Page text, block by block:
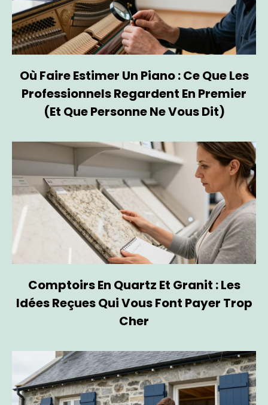
Où Faire Estimer Un Piano : Ce Que Les
Professionnels Regardent En Premier
(et Que Personne Ne Vous Dit)
Comptoirs En Quartz Et Granit : Les
Idées Reçues Qui Vous Font Payer Trop
Cher